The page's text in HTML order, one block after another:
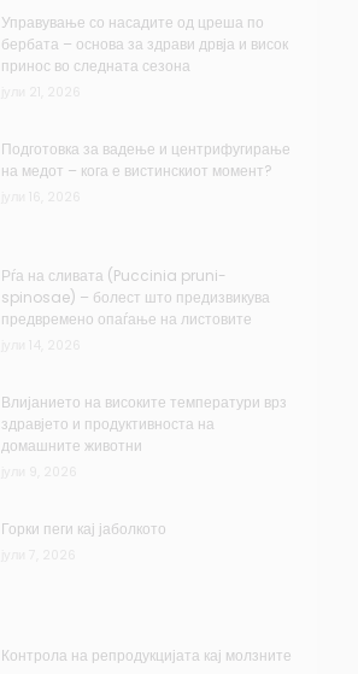
Управување со насадите од цреша по
бербата – основа за здрави дрвја и висок
принос во следната сезона
Подготовка за вадење и центрифугирање
на медот – кога е вистинскиот момент?
Рѓа на сливата (Puccinia pruni-
spinosae) – болест што предизвикува
предвремено опаѓање на листовите
Влијанието на високите температури врз
здравјето и продуктивноста на
домашните животни
Горки пеги кај јаболкото
Контрола на репродукцијата кај молзните